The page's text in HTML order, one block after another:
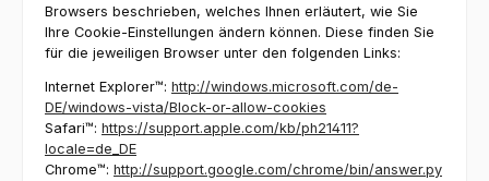
Browsers beschrieben, welches Ihnen erläutert, wie Sie
Ihre Cookie-Einstellungen ändern können. Diese finden Sie
für die jeweiligen Browser unter den folgenden Links:
Internet Explorer™: http://windows.microsoft.com/de-
DE/windows-vista/Block-or-allow-cookies
Safari™: https://support.apple.com/kb/ph21411?
locale=de_DE
Chrome™: http://support.google.com/chrome/bin/answer.py